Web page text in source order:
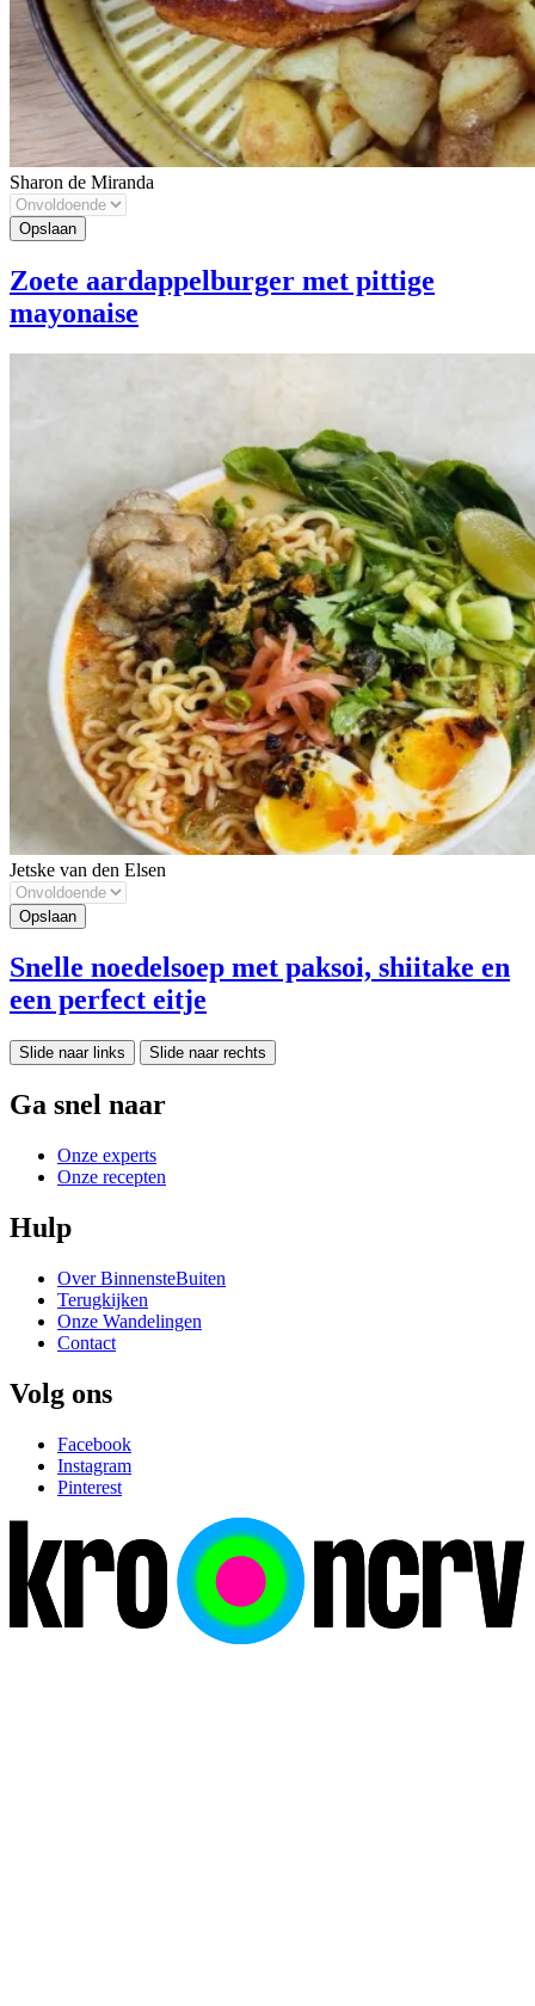
Sharon de Miranda
Zoete aardappelburger met pittige
mayonaise
Jetske van den Elsen
Snelle noedelsoep met paksoi, shiitake en
een perfect eitje
Slide naar links Slide naar rechts
Ga snel naar
Onze experts
Onze recepten
Hulp
Over BinnensteBuiten
Terugkijken
Onze Wandelingen
Contact
Volg ons
Facebook
Instagram
Pinterest